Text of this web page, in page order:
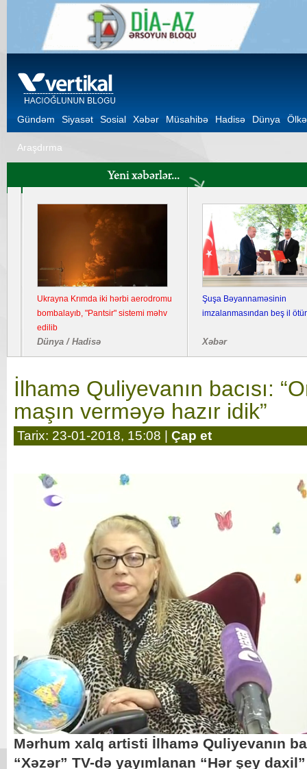
Gündəm Siyasət Sosial Xəbər Müsahibə Hadisə Dünya Ölkə
Araşdırma
Ukrayna Krımda iki hərbi aerodromu
bombalayıb, "Pantsir" sistemi məhv
edilib
Dünya / Hadisə
Şuşa Bəyannaməsinin
imzalanmasından beş il ötür
Xəbər
İlhamə Quliyevanın bacısı:
maşın verməyə hazır idik”
Tarix: 23-01-2018, 15:08 | Çap et
Mərhum xalq artisti İlhamə Quliyevanın
“Xəzər” TV-də yayımlanan “Hər şey